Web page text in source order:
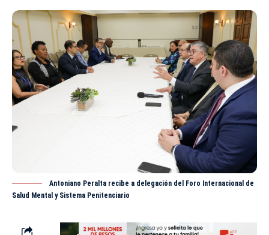
Antoniano Peralta recibe a delegación del Foro Internacional de
Salud Mental y Sistema Penitenciario